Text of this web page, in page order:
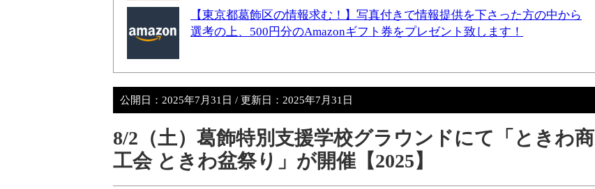
【東京都葛飾区の情報求む！】写真付きで情報提供を下さった方の中から
選考の上、500円分のAmazonギフト券をプレゼント致します！
公開日： 2025年7月31日 / 更新日： 2025年7月31日
8/2（土）葛飾特別支援学校グラウンドにて「ときわ商
工会 ときわ盆祭り」が開催【2025】